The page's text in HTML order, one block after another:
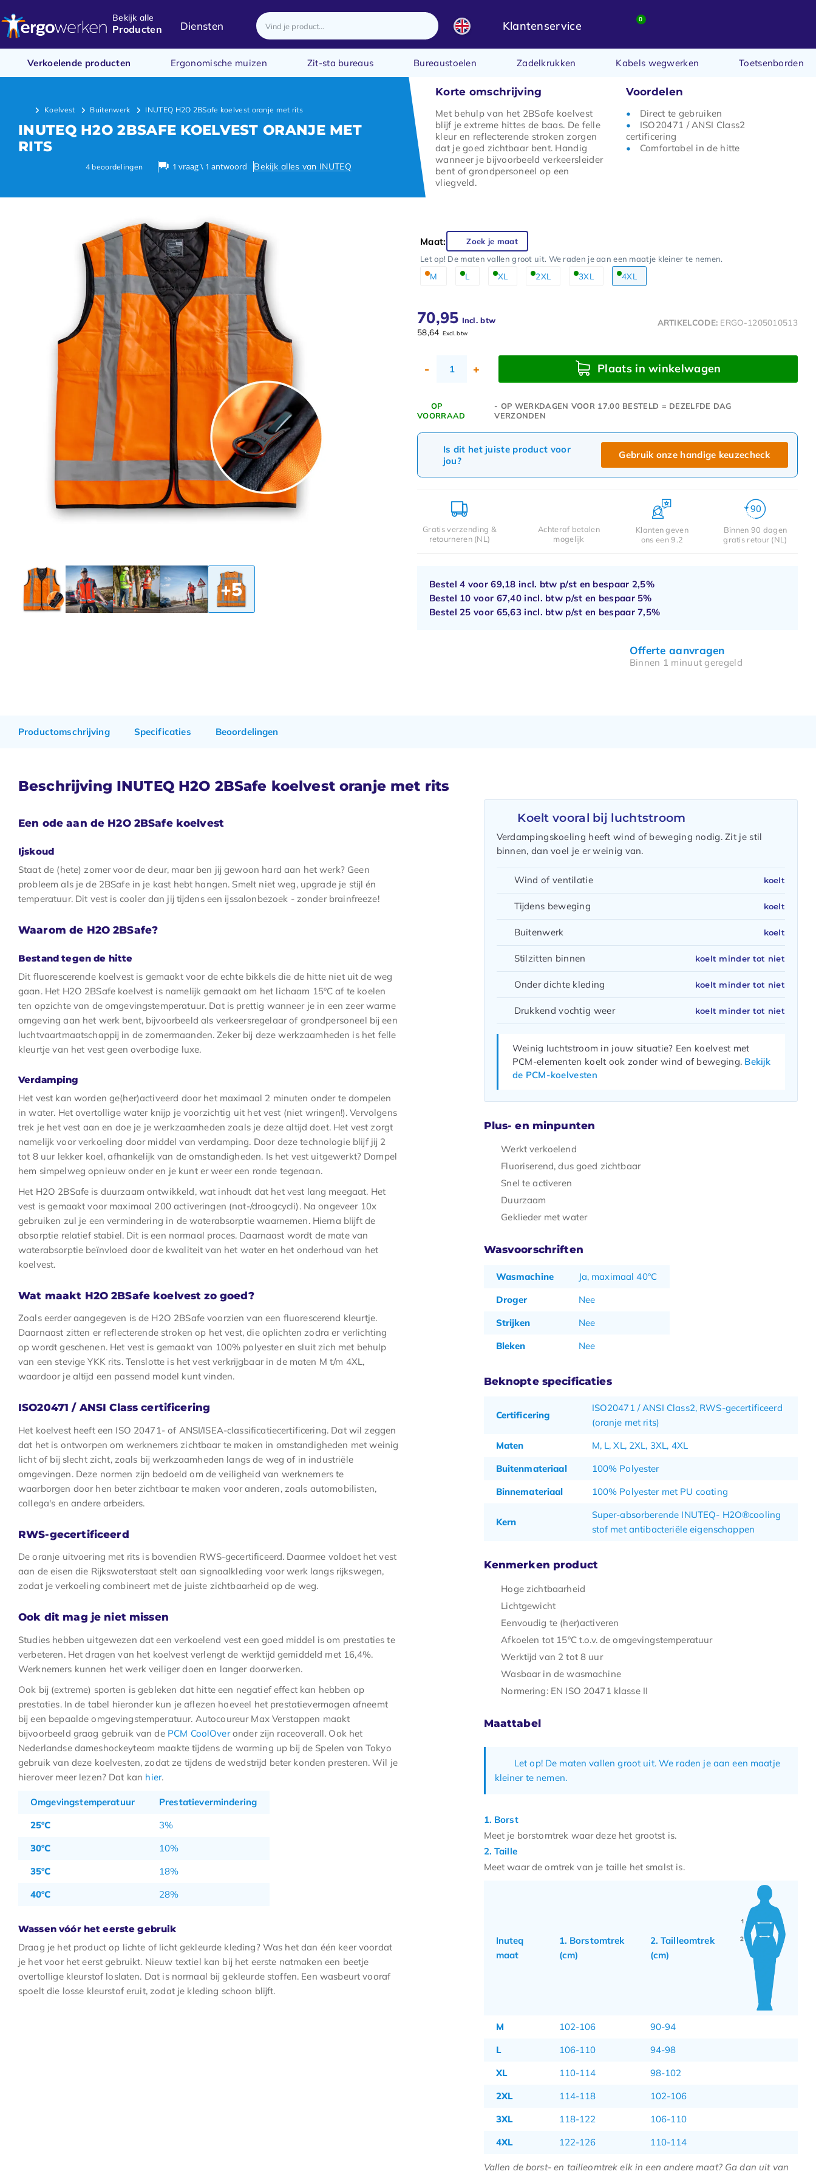
Bekijk alle
Producten Diensten Klantenservice 0
Verkoelende producten Ergonomische muizen Zit-sta bureaus Bureaustoelen Zadelkrukken Kabels wegwerken Toetsenborden
Koelvest Buitenwerk INUTEQ H2O 2BSafe koelvest oranje met rits
INUTEQ H2O 2BSAFE KOELVEST ORANJE MET
RITS
4 beoordelingen 1 vraag \ 1 antwoord Bekijk alles van INUTEQ
Korte omschrijving
Met behulp van het 2BSafe koelvest
blijf je extreme hittes de baas. De felle
kleur en reflecterende stroken zorgen
dat je goed zichtbaar bent. Handig
wanneer je bijvoorbeeld verkeersleider
bent of grondpersoneel op een
vliegveld.
Voordelen
Direct te gebruiken
ISO20471 / ANSI Class2
certificering
Comfortabel in de hitte
+5
Maat:
Let op! De maten vallen groot uit. We raden je aan een maatje kleiner te nemen.
Zoek je maat
M L XL 2XL 3XL 4XL
70,95 Incl. btw
58,64 Excl. btw
ARTIKELCODE: ERGO-1205010513
- + Plaats in winkelwagen
OP
VOORRAAD
- OP WERKDAGEN VOOR 17.00 BESTELD = DEZELFDE DAG
VERZONDEN
Is dit het juiste product voor
jou?
Gebruik onze handige keuzecheck
Gratis verzending &
retourneren (NL)
Achteraf betalen
mogelijk
Klanten geven
ons een 9.2
Binnen 90 dagen
gratis retour (NL)
Bestel 4 voor69,18 incl. btw p/st en bespaar 2,5%
Bestel 10 voor 67,40 incl. btw p/st en bespaar 5%
Bestel 25 voor 65,63 incl. btw p/st en bespaar7,5%
Offerte aanvragen
Binnen 1 minuut geregeld
Productomschrijving Specificaties Beoordelingen
Beschrijving INUTEQ H2O 2BSafe koelvest oranje met rits
Een ode aan de H2O 2BSafe koelvest
Ijskoud
Staat de (hete) zomer voor de deur, maar ben jij gewoon hard aan het werk? Geen
probleem als je de 2BSafe in je kast hebt hangen. Smelt niet weg, upgrade je stijl én
temperatuur. Dit vest is cooler dan jij tijdens een ijssalonbezoek - zonder brainfreeze!
Waarom de H2O 2BSafe?
Bestand tegen de hitte
Dit fluorescerende koelvest is gemaakt voor de echte bikkels die de hitte niet uit de weg
gaan. Het H2O 2BSafe koelvest is namelijk gemaakt om het lichaam 15ºC af te koelen
ten opzichte van de omgevingstemperatuur. Dat is prettig wanneer je in een zeer warme
omgeving aan het werk bent, bijvoorbeeld als verkeersregelaar of grondpersoneel bij een
luchtvaartmaatschappij in de zomermaanden. Zeker bij deze werkzaamheden is het felle
kleurtje van het vest geen overbodige luxe.
Verdamping
Het vest kan worden ge(her)activeerd door het maximaal 2 minuten onder te dompelen
in water. Het overtollige water knijp je voorzichtig uit het vest (niet wringen!). Vervolgens
trek je het vest aan en doe je je werkzaamheden zoals je deze altijd doet. Het vest zorgt
namelijk voor verkoeling door middel van verdamping. Door deze technologie blijf jij 2
tot 8 uur lekker koel, afhankelijk van de omstandigheden. Is het vest uitgewerkt? Dompel
hem simpelweg opnieuw onder en je kunt er weer een ronde tegenaan.
Het H2O 2BSafe is duurzaam ontwikkeld, wat inhoudt dat het vest lang meegaat. Het
vest is gemaakt voor maximaal 200 activeringen (nat-/droogcycli). Na ongeveer 10x
gebruiken zul je een vermindering in de waterabsorptie waarnemen. Hierna blijft de
absorptie relatief stabiel. Dit is een normaal proces. Daarnaast wordt de mate van
waterabsorptie beïnvloed door de kwaliteit van het water en het onderhoud van het
koelvest.
Wat maakt H2O 2BSafe koelvest zo goed?
Zoals eerder aangegeven is de H2O 2BSafe voorzien van een fluorescerend kleurtje.
Daarnaast zitten er reflecterende stroken op het vest, die oplichten zodra er verlichting
op wordt geschenen. Het vest is gemaakt van 100% polyester en sluit zich met behulp
van een stevige YKK rits. Tenslotte is het vest verkrijgbaar in de maten M t/m 4XL,
waardoor je altijd een passend model kunt vinden.
ISO20471 / ANSI Class certificering
Het koelvest heeft een ISO 20471- of ANSI/ISEA-classificatiecertificering. Dat wil zeggen
dat het is ontworpen om werknemers zichtbaar te maken in omstandigheden met weinig
licht of bij slecht zicht, zoals bij werkzaamheden langs de weg of in industriële
omgevingen. Deze normen zijn bedoeld om de veiligheid van werknemers te
waarborgen door hen beter zichtbaar te maken voor anderen, zoals automobilisten,
collega's en andere arbeiders.
RWS-gecertificeerd
De oranje uitvoering met rits is bovendien RWS-gecertificeerd. Daarmee voldoet het vest
aan de eisen die Rijkswaterstaat stelt aan signaalkleding voor werk langs rijkswegen,
zodat je verkoeling combineert met de juiste zichtbaarheid op de weg.
Ook dit mag je niet missen
Studies hebben uitgewezen dat een verkoelend vest een goed middel is om prestaties te
verbeteren. Het dragen van het koelvest verlengt de werktijd gemiddeld met 16,4%.
Werknemers kunnen het werk veiliger doen en langer doorwerken.
Ook bij (extreme) sporten is gebleken dat hitte een negatief effect kan hebben op
prestaties. In de tabel hieronder kun je aflezen hoeveel het prestatievermogen afneemt
bij een bepaalde omgevingstemperatuur. Autocoureur Max Verstappen maakt
bijvoorbeeld graag gebruik van de PCM CoolOveronder zijn raceoverall. Ook het
Nederlandse dameshockeyteam maakte tijdens de warming up bij de Spelen van Tokyo
gebruik van deze koelvesten, zodat ze tijdens de wedstrijd beter konden presteren. Wil je
hierover meer lezen? Dat kan hier.
Omgevingstemperatuur
Prestatievermindering
25ºC
3%
30ºC
10%
35ºC
18%
40ºC
28%
Wassen vóór het eerste gebruik
Draag je het product op lichte of licht gekleurde kleding? Was het dan één keer voordat
je het voor het eerst gebruikt. Nieuw textiel kan bij het eerste natmaken een beetje
overtollige kleurstof loslaten. Dat is normaal bij gekleurde stoffen. Een wasbeurt vooraf
spoelt die losse kleurstof eruit, zodat je kleding schoon blijft.
Koelt vooral bij luchtstroom
Verdampingskoeling heeft wind of beweging nodig. Zit je stil
binnen, dan voel je er weinig van.
Wind of ventilatie koelt
Tijdens beweging koelt
Buitenwerk koelt
Stilzitten binnen koelt minder tot niet
Onder dichte kleding koelt minder tot niet
Drukkend vochtig weer koelt minder tot niet
Weinig luchtstroom in jouw situatie? Een koelvest met
PCM-elementen koelt ook zonder wind of beweging. Bekijk
de PCM-koelvesten
Plus- en minpunten
Werkt verkoelend
Fluoriserend, dus goed zichtbaar
Snel te activeren
Duurzaam
Geklieder met water
Wasvoorschriften
Wasmachine
Ja, maximaal 40ºC
Droger
Nee
Strijken
Nee
Bleken
Nee
Beknopte specificaties
Certificering
ISO20471 / ANSI Class2, RWS-gecertificeerd
(oranje met rits)
Maten
M, L, XL, 2XL, 3XL, 4XL
Buitenmateriaal
100% Polyester
Binnemateriaal
100% Polyester met PU coating
Kern
Super-absorberende INUTEQ- H2O®cooling
stof met antibacteriële eigenschappen
Kenmerken product
Hoge zichtbaarheid
Lichtgewicht
Eenvoudig te (her)activeren
Afkoelen tot 15ºC t.o.v. de omgevingstemperatuur
Werktijd van 2 tot 8 uur
Wasbaar in de wasmachine
Normering: EN ISO 20471 klasse II
Maattabel
Let op! De maten vallen groot uit. We raden je aan een maatje
kleiner te nemen.
1. Borst
Meet je borstomtrek waar deze het grootst is.
2. Taille
Meet waar de omtrek van je taille het smalst is.
Inuteq
maat
1. Borstomtrek
(cm)
2. Tailleomtrek
(cm)
M 102-106
90-94
L
106-110
94-98
XL
110-114
98-102
2XL
114-118
102-106
3XL
118-122
106-110
4XL
122-126 110-114
Vallen de borst- en tailleomtrek elk in een andere maat? Ga dan uit van